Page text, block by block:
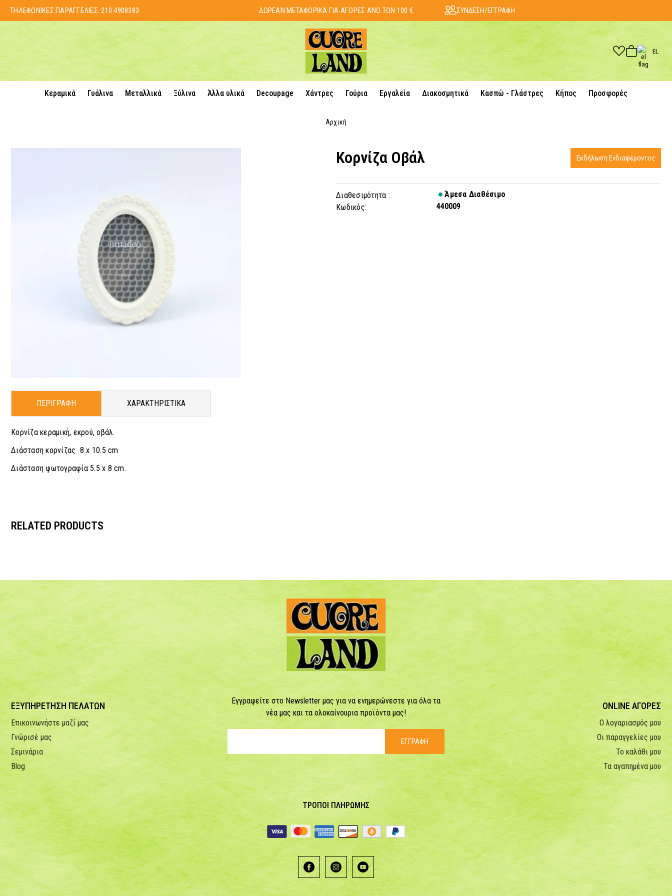
ΤΗΛΕΦΩΝΙΚΕΣ ΠΑΡΑΓΓΕΛΙΕΣ:210 4908383 ΔΩΡΕΑΝ ΜΕΤΑΦΟΡΙΚΑ ΓΙΑ ΑΓΟΡΕΣ ΑΝΩ ΤΩΝ 100 € ΣΥΝΔΕΣΗ/ΕΓΓΡΑΦΗ
EL
Κεραμικά Γυάλινα Μεταλλικά Ξύλινα Άλλα υλικά Decoupage Χάντρες Γούρια Εργαλεία Διακοσμητικά Κασπώ - Γλάστρες Κήπος Προσφορές
Αρχική
Κορνίζα Οβάλ
Διαθεσιμότητα :
Άμεσα Διαθέσιμο
Κωδικός:
440009
ΠΕΡΙΓΡΑΦΗ ΧΑΡΑΚΤΗΡΙΣΤΙΚΑ
Κορνίζα κεραμική, εκρού, οβάλ.
Διάσταση κορνίζας 8 x 10.5 cm
Διάσταση φωτογραφία 5.5 x 8 cm.
Εκδήλωση Ενδιαφέροντος
RELATED PRODUCTS
ΕΞΥΠΗΡΕΤΗΣΗ ΠΕΛΑΤΩΝ
Επικοινωνήστε μαζί μας
Γνώρισέ μας
Σεμινάρια
Blog
Εγγραφείτε στο Newsletter μας για να ενημερώνεστε για όλα τα
νέα μας και τα ολοκαίνουρια προϊόντα μας!
ΕΓΓΡΑΦΗ
ONLINE ΑΓΟΡΕΣ
Ο λογαριασμός μου
Οι παραγγελίες μου
Το καλάθι μου
Τα αγαπημένα μου
ΤΡΟΠΟΙ ΠΛΗΡΩΜΗΣ